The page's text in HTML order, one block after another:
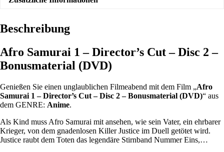
Beschreibung
Afro Samurai 1 – Director’s Cut – Disc 2 –
Bonusmaterial (DVD)
Genießen Sie einen unglaublichen Filmeabend mit dem Film „Afro
Samurai 1 – Director’s Cut – Disc 2 – Bonusmaterial (DVD)“ aus
dem GENRE: Anime.
Als Kind muss Afro Samurai mit ansehen, wie sein Vater, ein ehrbarer
Krieger, von dem gnadenlosen Killer Justice im Duell getötet wird.
Justice raubt dem Toten das legendäre Stirnband Nummer Eins,…